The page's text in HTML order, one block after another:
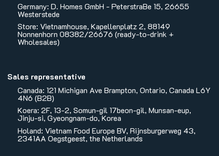
Germany: D. Homes GmbH - PeterstraBe 15, 26655
Westerstede
Store: Vietnamhouse, Kapellenplatz 2, 88149
Nonnenhorn 08382/26676 (ready-to-drink +
Wholesales)
Sales representative
Canada: 121 Michigan Ave Brampton, Ontario, Canada L6Y
4N6 (B2B)
Koera: 2F, 13-2, Somun-gil 17beon-gil, Munsan-eup,
Jinju-si, Gyeongnam-do, Korea
Holand: Vietnam Food Europe BV, Rijnsburgerweg 43,
2341AA Oegstgeest, the Netherlands